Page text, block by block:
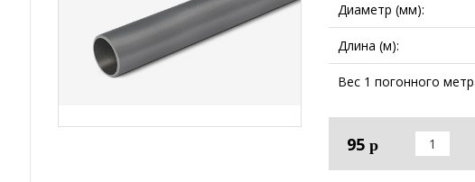
Диаметр (мм):
Длина (м):
Вес 1 погонного
95 р